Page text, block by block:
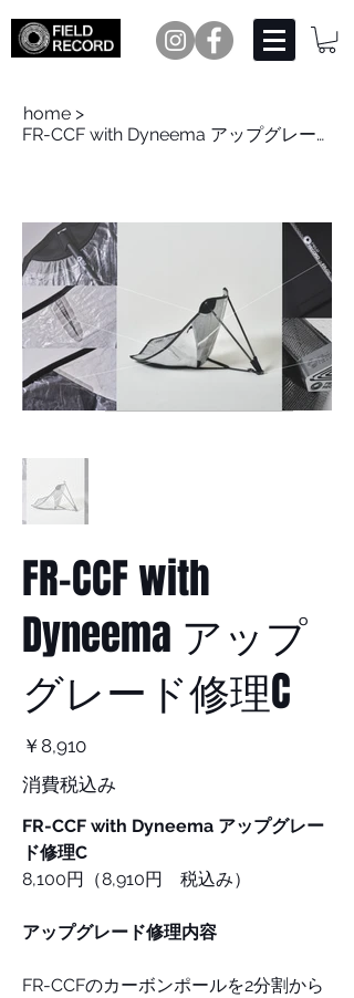
home >
FR-CCF with Dyneema アップグレード修理C
FR-CCF with
Dyneema アップ
グレード修理C
価
格
￥8,910
消費税込み
FR-CCF with Dyneema アップグレー
ド修理C
8,100円（8,910円 税込み）
アップグレード修理内容
FR-CCFのカーボンポールを2分割から